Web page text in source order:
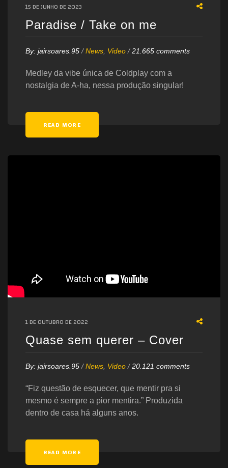
15 DE JUNHO DE 2023
Paradise / Take on me
By: jairsoares.95/News, Video/21.665 comments
Medley da vibe única de Coldplay com a
nostalgia de A-ha, nessa produção singular!
READ MORE
1 DE OUTUBRO DE 2022
Quase sem querer – Cover
By: jairsoares.95/News, Video/20.121 comments
“Fiz questão de esquecer, que mentir pra si
mesmo é sempre a pior mentira.” Produzida
dentro de casa há alguns anos.
READ MORE